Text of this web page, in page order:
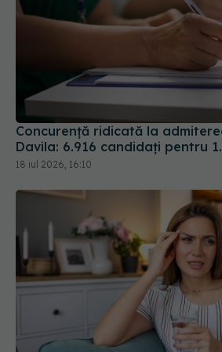
Concurență ridicată la
Davila: 6.916 candidați pentru
18 iul 2026, 16:10